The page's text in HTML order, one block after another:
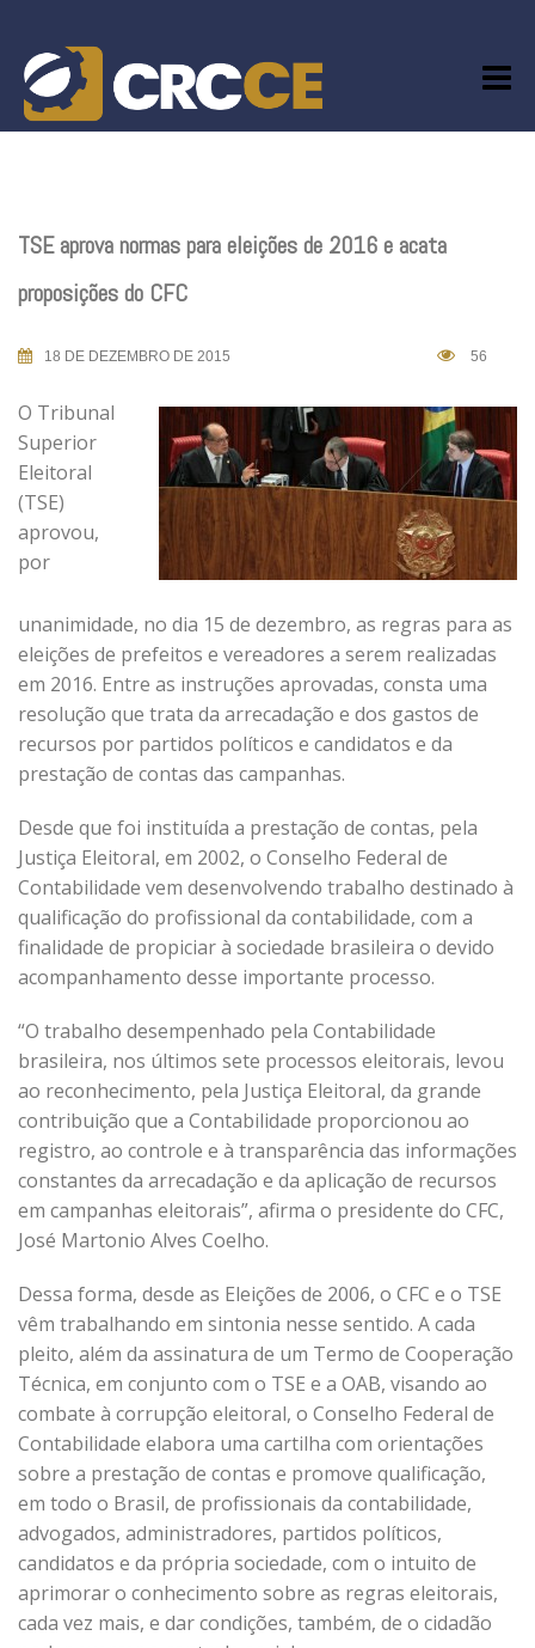
content
TSE aprova normas para eleições de 2016 e acata
proposições do CFC
18 DE DEZEMBRO DE 2015 56
O Tribunal
Superior
Eleitoral
(TSE)
aprovou,
por
unanimidade, no dia 15 de dezembro, as regras para as
eleições de prefeitos e vereadores a serem realizadas
em 2016. Entre as instruções aprovadas, consta uma
resolução que trata da arrecadação e dos gastos de
recursos por partidos políticos e candidatos e da
prestação de contas das campanhas.
Desde que foi instituída a prestação de contas, pela
Justiça Eleitoral, em 2002, o Conselho Federal de
Contabilidade vem desenvolvendo trabalho destinado à
qualificação do profissional da contabilidade, com a
finalidade de propiciar à sociedade brasileira o devido
acompanhamento desse importante processo.
“O trabalho desempenhado pela Contabilidade
brasileira, nos últimos sete processos eleitorais, levou
ao reconhecimento, pela Justiça Eleitoral, da grande
contribuição que a Contabilidade proporcionou ao
registro, ao controle e à transparência das informações
constantes da arrecadação e da aplicação de recursos
em campanhas eleitorais”, afirma o presidente do CFC,
José Martonio Alves Coelho.
Dessa forma, desde as Eleições de 2006, o CFC e o TSE
vêm trabalhando em sintonia nesse sentido. A cada
pleito, além da assinatura de um Termo de Cooperação
Técnica, em conjunto com o TSE e a OAB, visando ao
combate à corrupção eleitoral, o Conselho Federal de
Contabilidade elabora uma cartilha com orientações
sobre a prestação de contas e promove qualificação,
em todo o Brasil, de profissionais da contabilidade,
advogados, administradores, partidos políticos,
candidatos e da própria sociedade, com o intuito de
aprimorar o conhecimento sobre as regras eleitorais,
cada vez mais, e dar condições, também, de o cidadão